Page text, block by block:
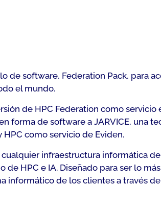
de software, Federation Pack, para
el mundo.
de HPC Federation como
forma de software a JARVICE, una
como servicio de Eviden.
infraestructura informática
HPC e IA. Diseñado para ser lo
informático de los clientes a través